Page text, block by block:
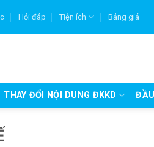
Hỏi đáp Tiện ích Bảng giá
THAY ĐỔI NỘI DUNG ĐKKD